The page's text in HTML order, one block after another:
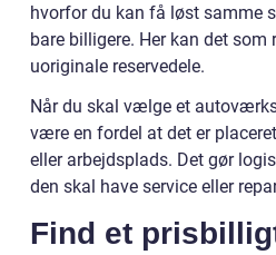
hvorfor du kan få løst samme
bare billigere. Her kan det som
uoriginale reservedele.
Når du skal vælge et
være en fordel at det er
eller arbejdsplads. Det gør
den skal have service eller
Find et